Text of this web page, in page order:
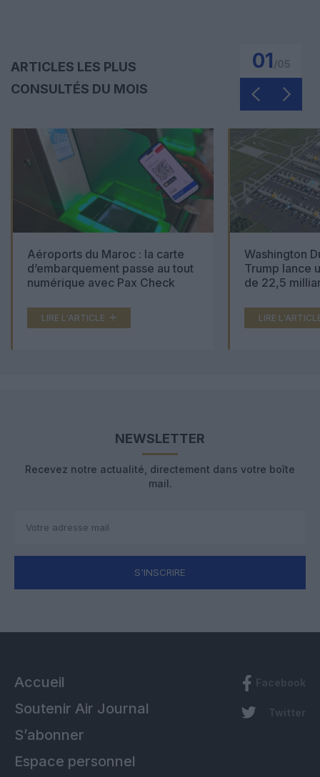
ARTICLES LES PLUS
CONSULTÉS DU MOIS
01
Aéroports du Maroc : la carte
d’embarquement passe au tout
numérique avec Pax Check
LIRE L'ARTICLE
Washington
Trump lance
de 22,5
LIRE
NEWSLETTER
Recevez notre actualité, directement dans votre boîte
mail.
S'INSCRIRE
Accueil
Soutenir Air Journal
S’abonner
Espace personnel